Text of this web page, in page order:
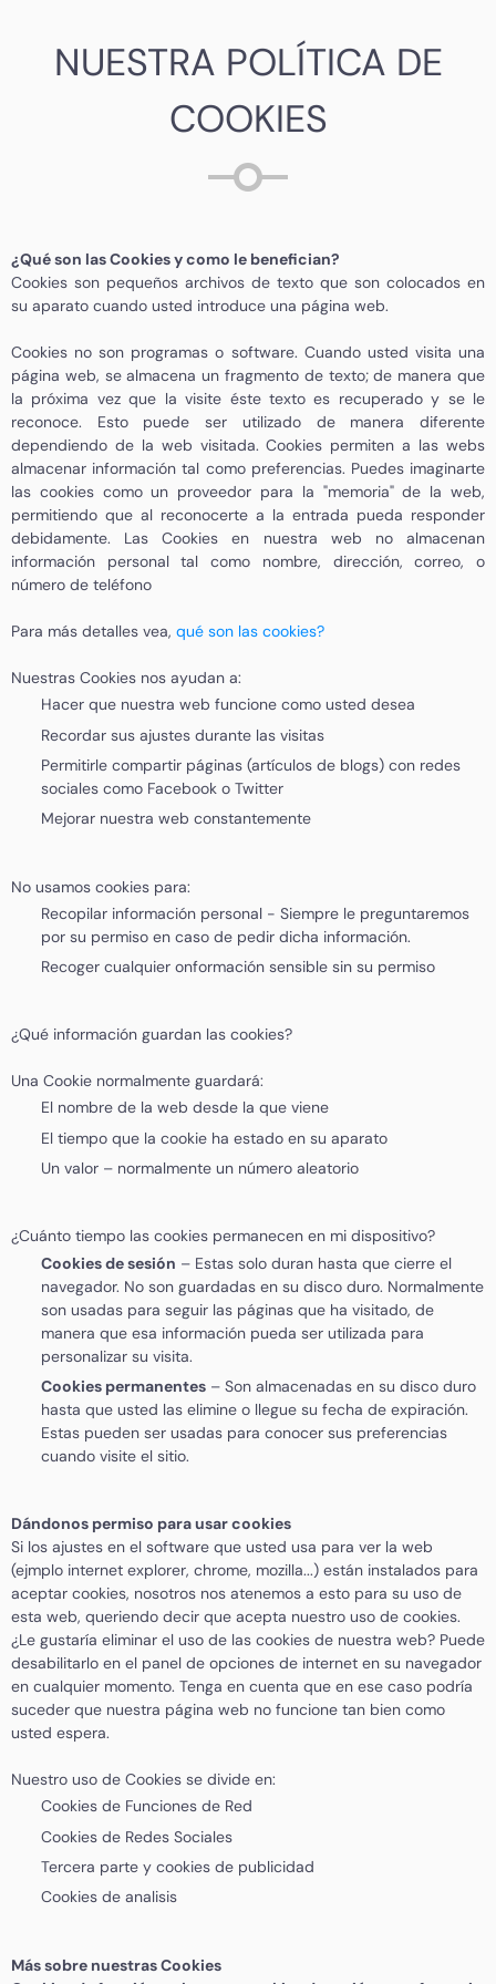
NUESTRA POLÍTICA DE
COOKIES
¿Qué son las Cookies y como le benefician?
Cookies son pequeños archivos de texto que son colocados en
su aparato cuando usted introduce una página web.
Cookies no son programas o software. Cuando usted visita una
página web, se almacena un fragmento de texto; de manera que
la próxima vez que la visite éste texto es recuperado y se le
reconoce. Esto puede ser utilizado de manera diferente
dependiendo de la web visitada. Cookies permiten a las webs
almacenar información tal como preferencias. Puedes imaginarte
las cookies como un proveedor para la "memoria" de la web,
permitiendo que al reconocerte a la entrada pueda responder
debidamente. Las Cookies en nuestra web no almacenan
información personal tal como nombre, dirección, correo, o
número de teléfono
Para más detalles vea, qué son las cookies?
Nuestras Cookies nos ayudan a:
Hacer que nuestra web funcione como usted desea
Recordar sus ajustes durante las visitas
Permitirle compartir páginas (artículos de blogs) con redes
sociales como Facebook o Twitter
Mejorar nuestra web constantemente
No usamos cookies para:
Recopilar información personal - Siempre le preguntaremos
por su permiso en caso de pedir dicha información.
Recoger cualquier onformación sensible sin su permiso
¿Qué información guardan las cookies?
Una Cookie normalmente guardará:
El nombre de la web desde la que viene
El tiempo que la cookie ha estado en su aparato
Un valor – normalmente un número aleatorio
¿Cuánto tiempo las cookies permanecen en mi dispositivo?
Cookies de sesión – Estas solo duran hasta que cierre el
navegador. No son guardadas en su disco duro. Normalmente
son usadas para seguir las páginas que ha visitado, de
manera que esa información pueda ser utilizada para
personalizar su visita.
Cookies permanentes – Son almacenadas en su disco duro
hasta que usted las elimine o llegue su fecha de expiración.
Estas pueden ser usadas para conocer sus preferencias
cuando visite el sitio.
Dándonos permiso para usar cookies
Si los ajustes en el software que usted usa para ver la web
(ejmplo internet explorer, chrome, mozilla...) están instalados para
aceptar cookies, nosotros nos atenemos a esto para su uso de
esta web, queriendo decir que acepta nuestro uso de cookies.
¿Le gustaría eliminar el uso de las cookies de nuestra web? Puede
desabilitarlo en el panel de opciones de internet en su navegador
en cualquier momento. Tenga en cuenta que en ese caso podría
suceder que nuestra página web no funcione tan bien como
usted espera.
Nuestro uso de Cookies se divide en:
Cookies de Funciones de Red
Cookies de Redes Sociales
Tercera parte y cookies de publicidad
Cookies de analisis
Más sobre nuestras Cookies